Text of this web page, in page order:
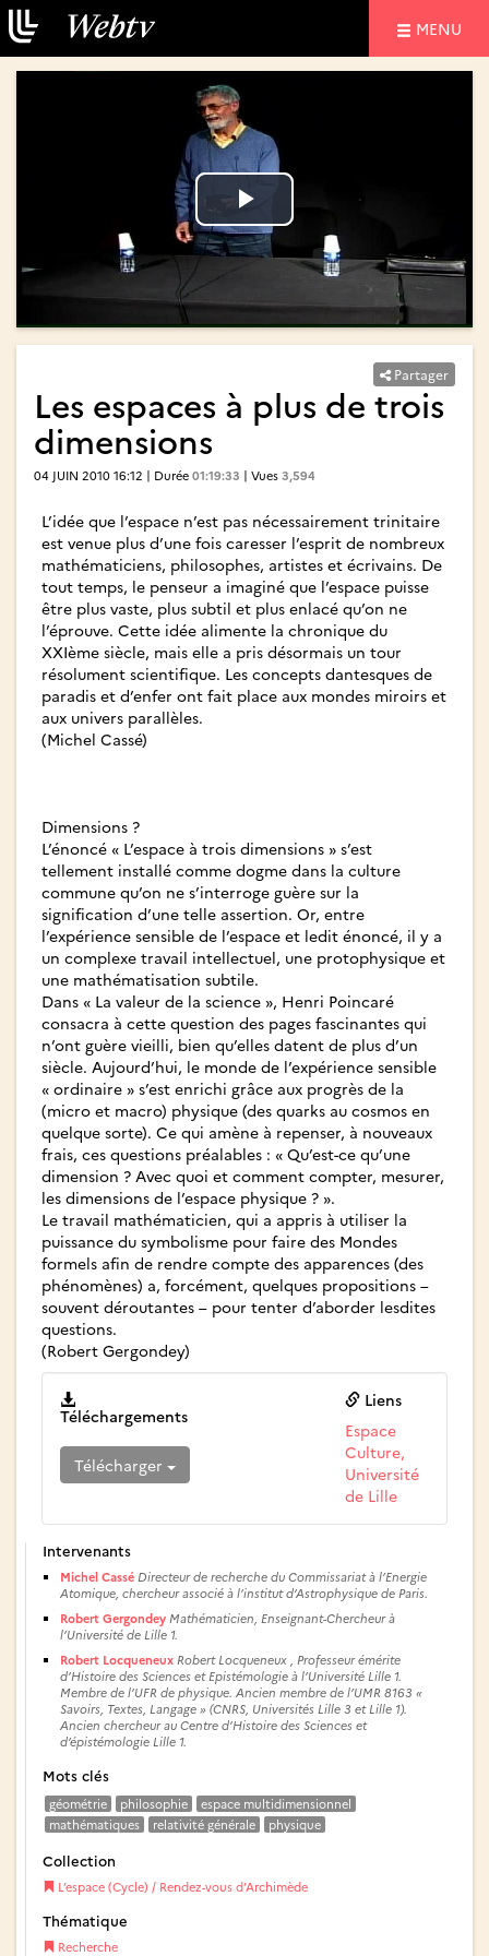
MENU
Lire
vidéo
Lire
vidéo
Partager
Les espaces à plus de trois
dimensions
04 JUIN 2010 16:12 | Durée 01:19:33 | Vues 3,594
L’idée que l’espace n’est pas nécessairement trinitaire
est venue plus d’une fois caresser l’esprit de nombreux
mathématiciens, philosophes, artistes et écrivains. De
tout temps, le penseur a imaginé que l’espace puisse
être plus vaste, plus subtil et plus enlacé qu’on ne
l’éprouve. Cette idée alimente la chronique du
XXIème siècle, mais elle a pris désormais un tour
résolument scientifique. Les concepts dantesques de
paradis et d’enfer ont fait place aux mondes miroirs et
aux univers parallèles.
(Michel Cassé)
Dimensions ?
L’énoncé « L’espace à trois dimensions » s’est
tellement installé comme dogme dans la culture
commune qu’on ne s’interroge guère sur la
signification d’une telle assertion. Or, entre
l’expérience sensible de l’espace et ledit énoncé, il y a
un complexe travail intellectuel, une protophysique et
une mathématisation subtile.
Dans « La valeur de la science », Henri Poincaré
consacra à cette question des pages fascinantes qui
n’ont guère vieilli, bien qu’elles datent de plus d’un
siècle. Aujourd’hui, le monde de l’expérience sensible
« ordinaire » s’est enrichi grâce aux progrès de la
(micro et macro) physique (des quarks au cosmos en
quelque sorte). Ce qui amène à repenser, à nouveaux
frais, ces questions préalables : « Qu’est-ce qu’une
dimension ? Avec quoi et comment compter, mesurer,
les dimensions de l’espace physique ? ».
Le travail mathématicien, qui a appris à utiliser la
puissance du symbolisme pour faire des Mondes
formels afin de rendre compte des apparences (des
phénomènes) a, forcément, quelques propositions –
souvent déroutantes – pour tenter d’aborder lesdites
questions.
(Robert Gergondey)
Téléchargements
Télécharger
Liens
Espace
Culture,
Université
de Lille
Intervenants
Michel Cassé Directeur de recherche du Commissariat à l’Energie
Atomique, chercheur associé à l’institut d’Astrophysique de Paris.
Robert Gergondey Mathématicien, Enseignant-Chercheur à
l’Université de Lille 1.
Robert Locqueneux Robert Locqueneux , Professeur émérite
d’Histoire des Sciences et Epistémologie à l’Université Lille 1.
Membre de l’UFR de physique. Ancien membre de l’UMR 8163 «
Savoirs, Textes, Langage » (CNRS, Universités Lille 3 et Lille 1).
Ancien chercheur au Centre d’Histoire des Sciences et
d’épistémologie Lille 1.
Mots clés
géométrie philosophie
espace multidimensionnel
mathématiques
relativité générale physique
Collection
L’espace (Cycle) / Rendez-vous d’Archimède
Thématique
Recherche